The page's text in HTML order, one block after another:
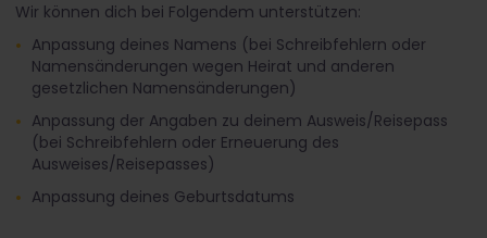
Wir können dich bei Folgendem unterstützen:
Anpassung deines Namens (bei Schreibfehlern oder
Namensänderungen wegen Heirat und anderen
gesetzlichen Namensänderungen)
Anpassung der Angaben zu deinem Ausweis/Reisepass
(bei Schreibfehlern oder Erneuerung des
Ausweises/Reisepasses)
Anpassung deines Geburtsdatums